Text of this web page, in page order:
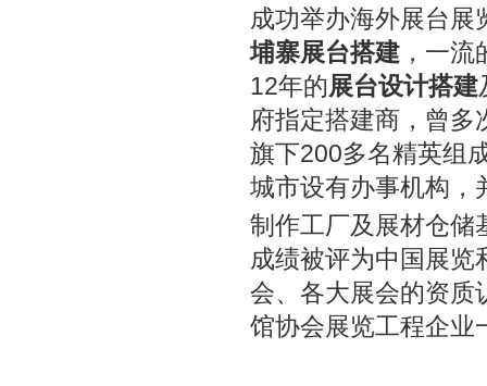
成功举办海外展台展
埔寨展台搭建 ，一流
12年的展台设计搭建
府指定搭建商，曾多
旗下200多名精英组
城市设有办事机构，
制作工厂及展材仓储
成绩被评为中国展览
会、各大展会的资质
馆协会展览工程企业